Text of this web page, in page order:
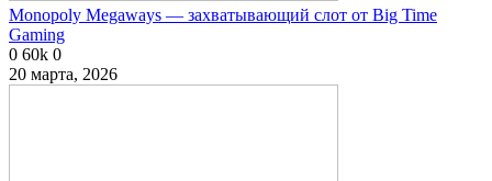
Monopoly Megaways — захватывающий слот от Big Time
Gaming
0 60k 0
20 марта, 2026